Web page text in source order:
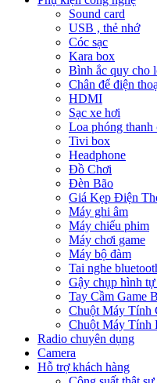
Sound card
USB , thẻ nhớ
Cóc sạc
Kara box
Bình ắc quy cho
Chân để điện
HDMI
Sạc xe hơi
Loa phóng thanh
Tivi box
Headphone
Đồ Chơi
Đèn Bão
Giá Kẹp Điện
Máy ghi âm
Máy chiếu phim
Máy chơi game
Máy bộ đàm
Tai nghe
Gậy chụp hình
Tay Cầm Game
Chuột Máy Tính
Chuột Máy Tính
Radio chuyên dụng
Camera
Hỗ trợ khách hàng